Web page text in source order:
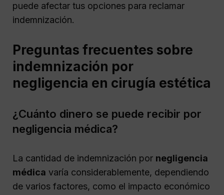
puede afectar tus opciones para reclamar
indemnización.
Preguntas frecuentes sobre
indemnización por
negligencia en cirugía estética
¿Cuánto dinero se puede recibir por
negligencia médica?
La cantidad de indemnización por negligencia
médica varía considerablemente, dependiendo
de varios factores, como el impacto económico